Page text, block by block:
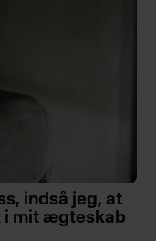
indså jeg, at
i mit ægteskab